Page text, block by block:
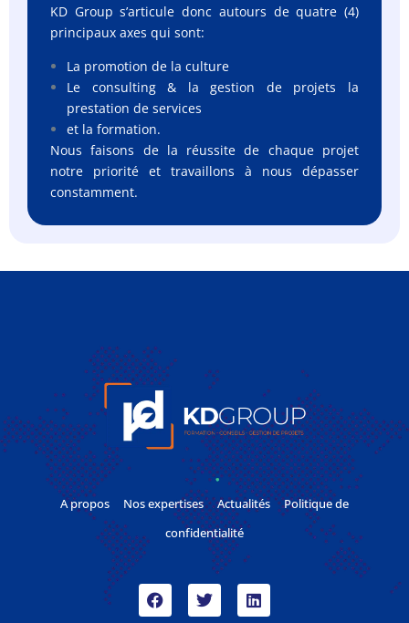
KD Group s’articule donc autours de quatre (4)
principaux axes qui sont:
La promotion de la culture
Le consulting & la gestion de projets la
prestation de services
et la formation.
Nous faisons de la réussite de chaque projet
notre priorité et travaillons à nous dépasser
constamment.
A propos Nos expertises Actualités
Politique de
confidentialité